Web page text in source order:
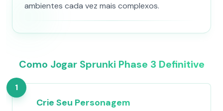
ambientes cada vez mais complexos.
Como Jogar Sprunki Phase 3 Definitive
1
Crie Seu Personagem